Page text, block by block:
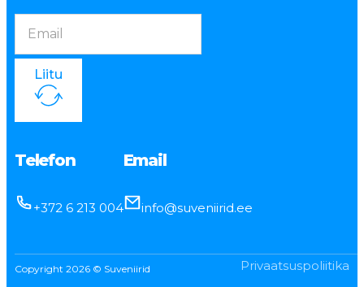
Liitu
Telefon
+372 6 213 004
Email
info@suveniirid.ee
Copyright 2026 © Suveniirid Privaatsuspoliitika